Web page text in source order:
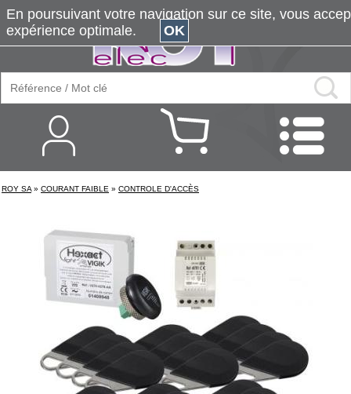
ROY SA » COURANT FAIBLE » CONTROLE D'ACCÈS
En poursuivant votre navigation sur ce site, vous
expérience optimale.
OK